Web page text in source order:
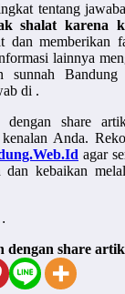
tentang
shalat karena
dan memberikan
lainnya
sunnah Bandung
di .
dengan share
Anda.
agar
dan kebaikan
dengan share